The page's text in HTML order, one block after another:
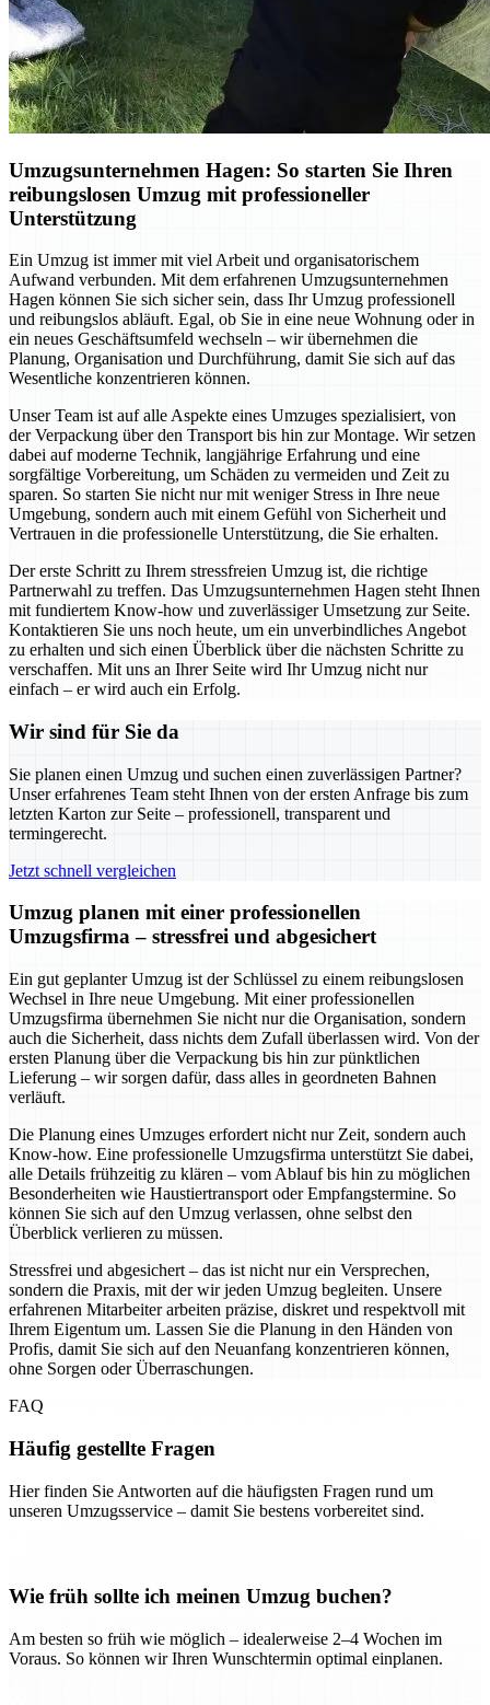
Umzugsunternehmen Hagen: So starten Sie Ihren
reibungslosen Umzug mit professioneller
Unterstützung
Ein Umzug ist immer mit viel Arbeit und organisatorischem
Aufwand verbunden. Mit dem erfahrenen Umzugsunternehmen
Hagen können Sie sich sicher sein, dass Ihr Umzug professionell
und reibungslos abläuft. Egal, ob Sie in eine neue Wohnung oder in
ein neues Geschäftsumfeld wechseln – wir übernehmen die
Planung, Organisation und Durchführung, damit Sie sich auf das
Wesentliche konzentrieren können.
Unser Team ist auf alle Aspekte eines Umzuges spezialisiert, von
der Verpackung über den Transport bis hin zur Montage. Wir setzen
dabei auf moderne Technik, langjährige Erfahrung und eine
sorgfältige Vorbereitung, um Schäden zu vermeiden und Zeit zu
sparen. So starten Sie nicht nur mit weniger Stress in Ihre neue
Umgebung, sondern auch mit einem Gefühl von Sicherheit und
Vertrauen in die professionelle Unterstützung, die Sie erhalten.
Der erste Schritt zu Ihrem stressfreien Umzug ist, die richtige
Partnerwahl zu treffen. Das Umzugsunternehmen Hagen steht Ihnen
mit fundiertem Know-how und zuverlässiger Umsetzung zur Seite.
Kontaktieren Sie uns noch heute, um ein unverbindliches Angebot
zu erhalten und sich einen Überblick über die nächsten Schritte zu
verschaffen. Mit uns an Ihrer Seite wird Ihr Umzug nicht nur
einfach – er wird auch ein Erfolg.
Wir sind für Sie da
Sie planen einen Umzug und suchen einen zuverlässigen Partner?
Unser erfahrenes Team steht Ihnen von der ersten Anfrage bis zum
letzten Karton zur Seite – professionell, transparent und
termingerecht.
Jetzt schnell vergleichen
Umzug planen mit einer professionellen
Umzugsfirma – stressfrei und abgesichert
Ein gut geplanter Umzug ist der Schlüssel zu einem reibungslosen
Wechsel in Ihre neue Umgebung. Mit einer professionellen
Umzugsfirma übernehmen Sie nicht nur die Organisation, sondern
auch die Sicherheit, dass nichts dem Zufall überlassen wird. Von der
ersten Planung über die Verpackung bis hin zur pünktlichen
Lieferung – wir sorgen dafür, dass alles in geordneten Bahnen
verläuft.
Die Planung eines Umzuges erfordert nicht nur Zeit, sondern auch
Know-how. Eine professionelle Umzugsfirma unterstützt Sie dabei,
alle Details frühzeitig zu klären – vom Ablauf bis hin zu möglichen
Besonderheiten wie Haustiertransport oder Empfangstermine. So
können Sie sich auf den Umzug verlassen, ohne selbst den
Überblick verlieren zu müssen.
Stressfrei und abgesichert – das ist nicht nur ein Versprechen,
sondern die Praxis, mit der wir jeden Umzug begleiten. Unsere
erfahrenen Mitarbeiter arbeiten präzise, diskret und respektvoll mit
Ihrem Eigentum um. Lassen Sie die Planung in den Händen von
Profis, damit Sie sich auf den Neuanfang konzentrieren können,
ohne Sorgen oder Überraschungen.
FAQ
Häufig gestellte Fragen
Hier finden Sie Antworten auf die häufigsten Fragen rund um
unseren Umzugsservice – damit Sie bestens vorbereitet sind.
Wie früh sollte ich meinen Umzug buchen?
Am besten so früh wie möglich – idealerweise 2–4 Wochen im
Voraus. So können wir Ihren Wunschtermin optimal einplanen.